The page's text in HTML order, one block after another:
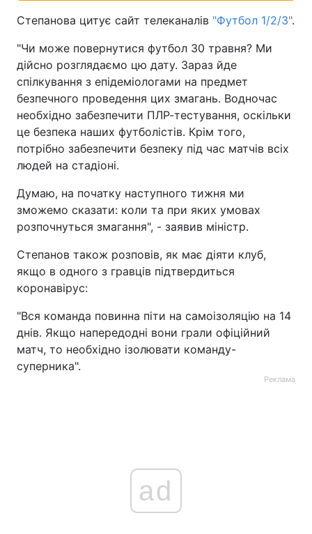
Степанова цитує сайт телеканалів "Футбол 1/2/3".
"Чи може повернутися футбол 30 травня? Ми
дійсно розглядаємо цю дату. Зараз йде
спілкування з епідеміологами на предмет
безпечного проведення цих змагань. Водночас
необхідно забезпечити ПЛР-тестування, оскільки
це безпека наших футболістів. Крім того,
потрібно забезпечити безпеку під час матчів всіх
людей на стадіоні.
Думаю, на початку наступного тижня ми
зможемо сказати: коли та при яких умовах
розпочнуться змагання", - заявив міністр.
Степанов також розповів, як має діяти клуб,
якщо в одного з гравців підтвердиться
коронавірус:
"Вся команда повинна піти на самоізоляцію на 14
днів. Якщо напередодні вони грали офіційний
матч, то необхідно ізолювати команду-
суперника".
Реклама
ad